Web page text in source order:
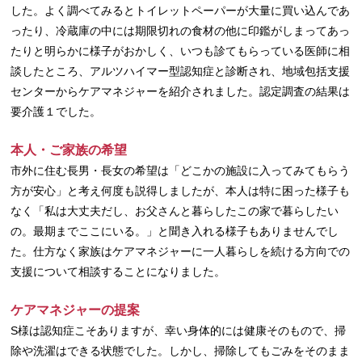
した。よく調べてみるとトイレットペーパーが大量に買い込んであ
ったり、冷蔵庫の中には期限切れの食材の他に印鑑がしまってあっ
たりと明らかに様子がおかしく、いつも診てもらっている医師に相
談したところ、アルツハイマー型認知症と診断され、地域包括支援
センターからケアマネジャーを紹介されました。認定調査の結果は
要介護１でした。
本人・ご家族の希望
市外に住む長男・長女の希望は「どこかの施設に入ってみてもらう
方が安心」と考え何度も説得しましたが、本人は特に困った様子も
なく「私は大丈夫だし、お父さんと暮らしたこの家で暮らしたい
の。最期までここにいる。」と聞き入れる様子もありませんでし
た。仕方なく家族はケアマネジャーに一人暮らしを続ける方向での
支援について相談することになりました。
ケアマネジャーの提案
S様は認知症こそありますが、幸い身体的には健康そのもので、掃
除や洗濯はできる状態でした。しかし、掃除してもごみをそのまま